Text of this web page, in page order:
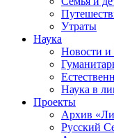
Утраты
Наука
Новости и
Наука в
Проекты
Архив
Русский